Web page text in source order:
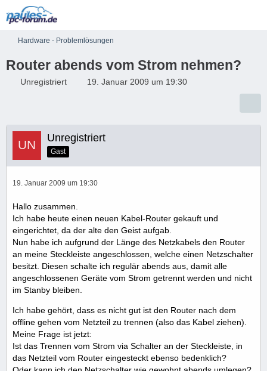
Hardware - Problemlösungen
Router abends vom Strom nehmen?
Unregistriert 19. Januar 2009 um 19:30
Unregistriert
Gast
19. Januar 2009 um 19:30
Hallo zusammen.
Ich habe heute einen neuen Kabel-Router gekauft und
eingerichtet, da der alte den Geist aufgab.
Nun habe ich aufgrund der Länge des Netzkabels den Router
an meine Steckleiste angeschlossen, welche einen Netzschalter
besitzt. Diesen schalte ich regulär abends aus, damit alle
angeschlossenen Geräte vom Strom getrennt werden und nicht
im Stanby bleiben.
Ich habe gehört, dass es nicht gut ist den Router nach dem
offline gehen vom Netzteil zu trennen (also das Kabel ziehen).
Meine Frage ist jetzt:
Ist das Trennen vom Strom via Schalter an der Steckleiste, in
das Netzteil vom Router eingesteckt ebenso bedenklich?